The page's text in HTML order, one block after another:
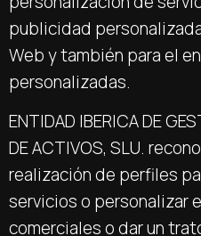
publicidad
Web y también para el
personalizadas.
ENTIDAD IBERICA DE
DE ACTIVOS, SLU.
realización de perfiles
servicios o personalizar
comerciales o dar un